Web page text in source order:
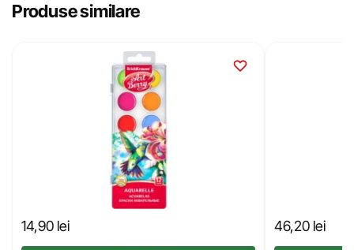
Produse similare
14,90 lei 46,20 lei